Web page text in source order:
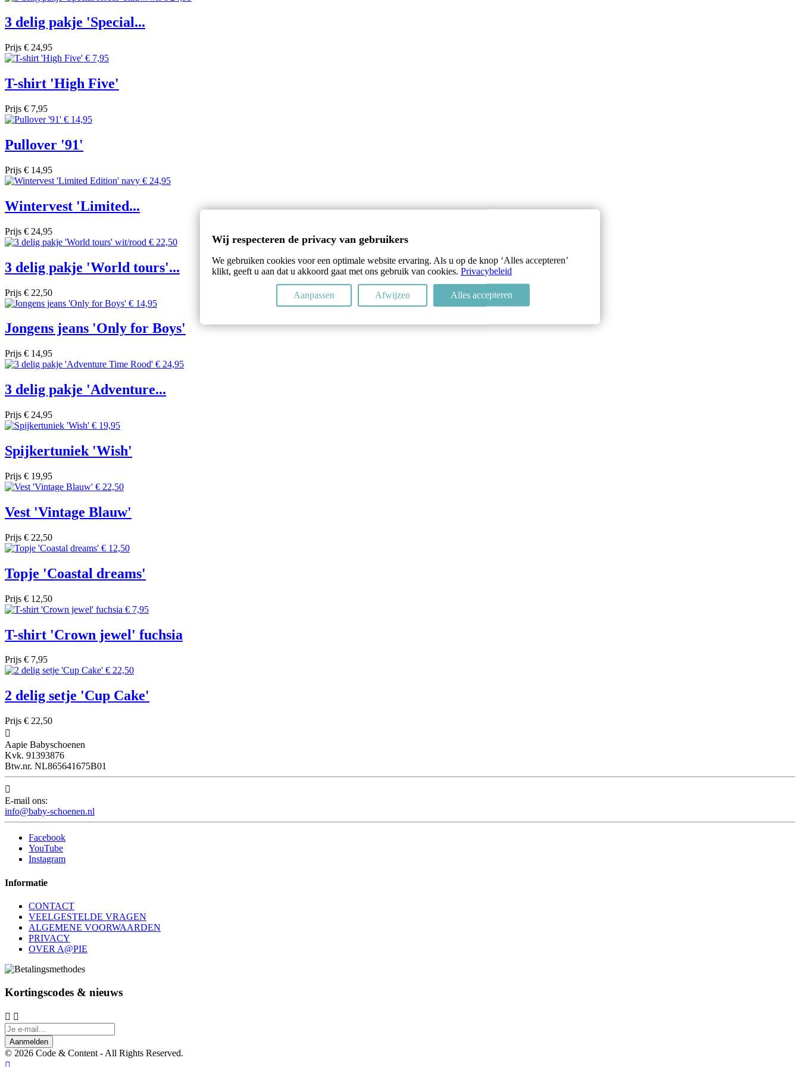
3 delig pakje 'Special...
Prijs € 24,95
T-shirt 'High Five'
Prijs € 7,95
Pullover '91'
Prijs € 14,95
Wintervest 'Limited...
Prijs € 24,95
3 delig pakje 'World tours'...
Prijs € 22,50
Jongens jeans 'Only for Boys'
Prijs € 14,95
3 delig pakje 'Adventure...
Prijs € 24,95
Spijkertuniek 'Wish'
Prijs € 19,95
Vest 'Vintage Blauw'
Prijs € 22,50
Topje 'Coastal dreams'
Prijs € 12,50
T-shirt 'Crown jewel' fuchsia
Prijs € 7,95
2 delig setje 'Cup Cake'
Prijs € 22,50

Aapie Babyschoenen
Kvk. 91393876
Btw.nr. NL865641675B01

E-mail ons:
info@baby-schoenen.nl
Facebook
YouTube
Instagram
Informatie
CONTACT
VEELGESTELDE VRAGEN
ALGEMENE VOORWAARDEN
PRIVACY
OVER A@PIE
Kortingscodes & nieuws
 
Aanmelden
© 2026 Code & Content - All Rights Reserved.
Wij respecteren de privacy van gebruikers
We gebruiken cookies voor een optimale website ervaring. Als u op de knop ‘Alles accepteren’
klikt, geeft u aan dat u akkoord gaat met ons gebruik van cookies. Privacybeleid
Aanpassen Afwijzen Alles accepteren